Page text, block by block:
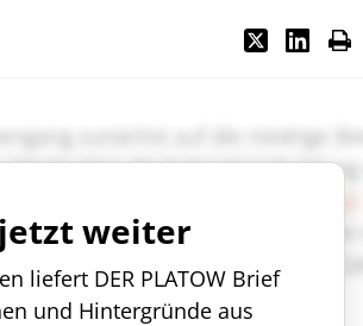
jetzt weiter
liefert DER PLATOW Brief
und Hintergründe aus